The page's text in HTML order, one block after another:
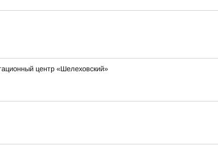
центр «Шелеховский»